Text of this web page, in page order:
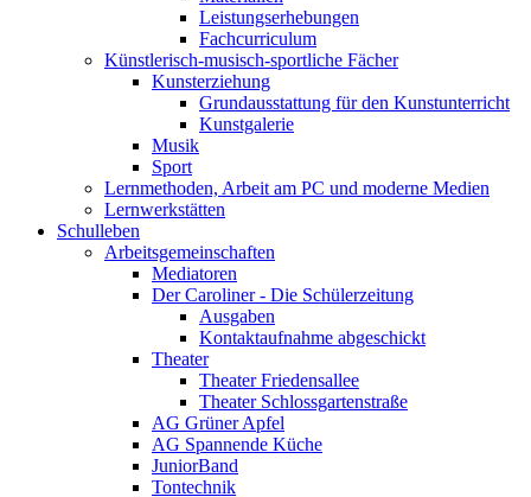
Leistungserhebungen
Fachcurriculum
Künstlerisch-musisch-sportliche Fächer
Kunsterziehung
Grundausstattung für den Kunstunterricht
Kunstgalerie
Musik
Sport
Lernmethoden, Arbeit am PC und moderne Medien
Lernwerkstätten
Schulleben
Arbeitsgemeinschaften
Mediatoren
Der Caroliner - Die Schülerzeitung
Ausgaben
Kontaktaufnahme abgeschickt
Theater
Theater Friedensallee
Theater Schlossgartenstraße
AG Grüner Apfel
AG Spannende Küche
JuniorBand
Tontechnik